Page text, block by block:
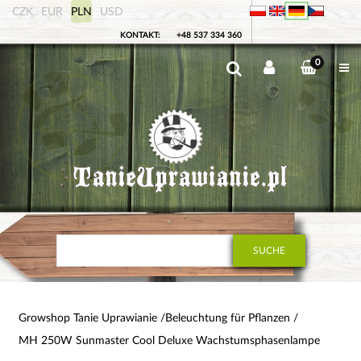
CZK EUR PLN USD
KONTAKT: +48 537 334 360
0
SUCHE
Growshop Tanie Uprawianie
Beleuchtung für Pflanzen
MH 250W Sunmaster Cool Deluxe Wachstumsphasenlampe